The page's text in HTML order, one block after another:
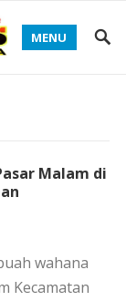
MENU
Malam di
wahana
Kecamatan